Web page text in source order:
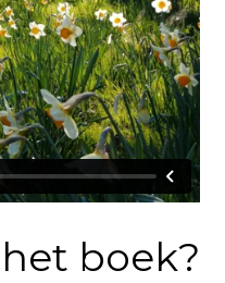
boek?